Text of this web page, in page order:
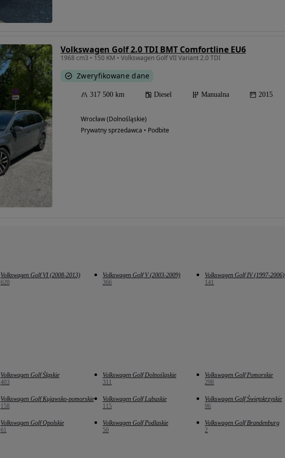
Volkswagen Golf 2.0 TDI BMT Comfortline EU6
1968 cm3 • 150 KM • Volkswagen Golf VII Variant 2.0 TDI
Zweryfikowane dane
317 500 km Diesel Manualna 2015
Wrocław (Dolnośląskie)
Prywatny sprzedawca • Podbite
Volkswagen Golf VI (2008-2013)
620
Volkswagen Golf V (2003-2009)
366
Volkswagen Golf IV (1997-2006)
141
Volkswagen Golf Śląskie
403
Volkswagen Golf Dolnośląskie
311
Volkswagen Golf Pomorskie
298
Volkswagen Golf Kujawsko-pomorskie
158
Volkswagen Golf Lubuskie
115
Volkswagen Golf Świętokrzyskie
96
Volkswagen Golf Opolskie
61
Volkswagen Golf Podlaskie
50
Volkswagen Golf Brandenburg
2